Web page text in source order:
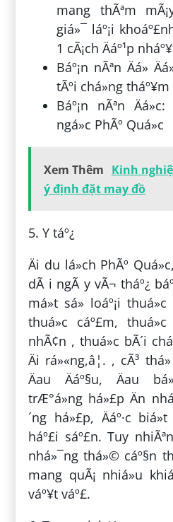
mang thÃªm
giá»¯ láº¡i
1 cÃ¡ch Äáº¹p
Báº¡n nÃªn Äá»
tÃºi chá»ng
Báº¡n nÃªn
ngá»c PhÃº Quá»c
Xem Thêm Kinh
ý định đặt may đồ
5. Y táº¿
Äi du lá»ch PhÃº
dÃ i ngÃ y vÃ¬ tháº¿
má»t sá» loáº¡i
thuá»c cáº£m,
nhÃ¢n , thuá»c bÃ´i
Äi rá»«ng,â¦. , cÃ³
Äau Äáº§u, Äau
trÆ°á»ng há»£p Än
´ng há»£p, Äáº·c
háº£i sáº£n. Tuy
nhá»¯ng thá»© cáº§n
mang quÃ¡ nhiá»u
váº¥t váº£.